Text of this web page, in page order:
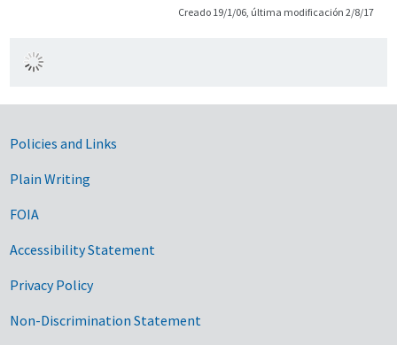
Creado 19/1/06, última modificación 2/8/17
Government Links
Policies and Links
Plain Writing
FOIA
Accessibility Statement
Privacy Policy
Non-Discrimination Statement